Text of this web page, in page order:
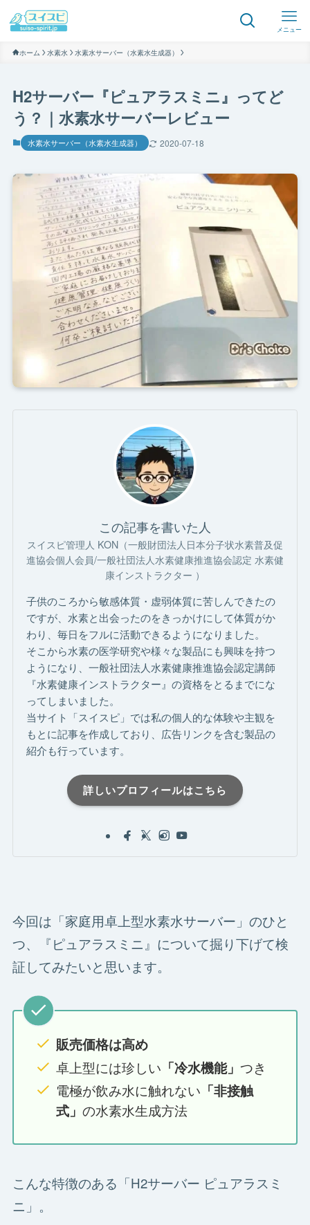
メニュー
ホーム 水素水 水素水サーバー（水素水生成器）
H2サーバー『ピュアラスミニ』ってど
う？｜水素水サーバーレビュー
水素水サーバー（水素水生成器） 2020-07-18
この記事を書いた人
スイスピ管理人 KON（一般財団法人日本分子状水素普及促
進協会個人会員/一般社団法人水素健康推進協会認定 水素健
康インストラクター ）
子供のころから敏感体質・虚弱体質に苦しんできたの
ですが、水素と出会ったのをきっかけにして体質がか
わり、毎日をフルに活動できるようになりました。
そこから水素の医学研究や様々な製品にも興味を持つ
ようになり、一般社団法人水素健康推進協会認定講師
『水素健康インストラクター』の資格をとるまでにな
ってしまいました。
当サイト「スイスピ」では私の個人的な体験や主観を
もとに記事を作成しており、広告リンクを含む製品の
紹介も行っています。
詳しいプロフィールはこちら
今回は「家庭用卓上型水素水サーバー」のひと
つ、『ピュアラスミニ』について掘り下げて検
証してみたいと思います。
販売価格は高め
卓上型には珍しい 「冷水機能」 つき
電極が飲み水に触れない 「非接触
式」の水素水生成方法
こんな特徴のある「H2サーバー ピュアラスミ
ニ」。